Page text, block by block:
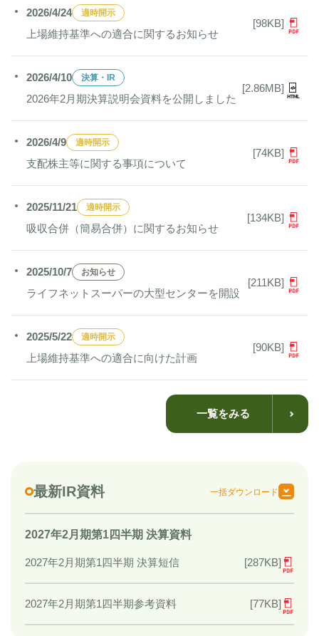
2026/4/24 適時開示
上場維持基準への適合に関するお知らせ
[98KB]
2026/4/10 決算・IR
2026年2月期決算説明会資料を公開しました
[2.86MB]
2026/4/9 適時開示
支配株主等に関する事項について
[74KB]
2025/11/21 適時開示
吸収合併（簡易合併）に関するお知らせ
[134KB]
2025/10/7 お知らせ
ライフネットスーパーの大型センターを開設
[211KB]
2025/5/22 適時開示
上場維持基準への適合に向けた計画
[90KB]
一覧をみる
最新IR資料 一括ダウンロード
2027年2月期第1四半期 決算資料
2027年2月期第1四半期 決算短信 [287KB]
2027年2月期第1四半期参考資料 [77KB]